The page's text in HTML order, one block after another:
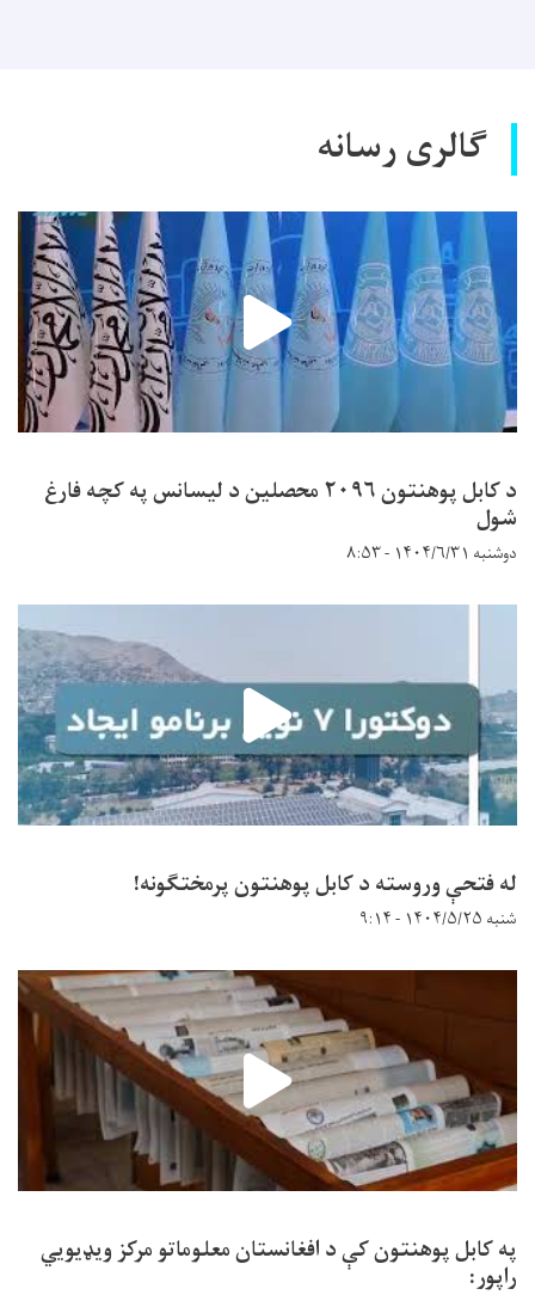
گالری رسانه
د کابل پوهنتون ۲۰۹۶ محصلین د لیسانس په کچه فارغ
شول
دوشنبه ۱۴۰۴/۶/۳۱ - ۸:۵۳
له فتحې وروسته د کابل پوهنتون پرمختګونه!
شنبه ۱۴۰۴/۵/۲۵ - ۹:۱۴
په کابل پوهنتون کې د افغانستان معلوماتو مرکز ویډیويي
راپور: